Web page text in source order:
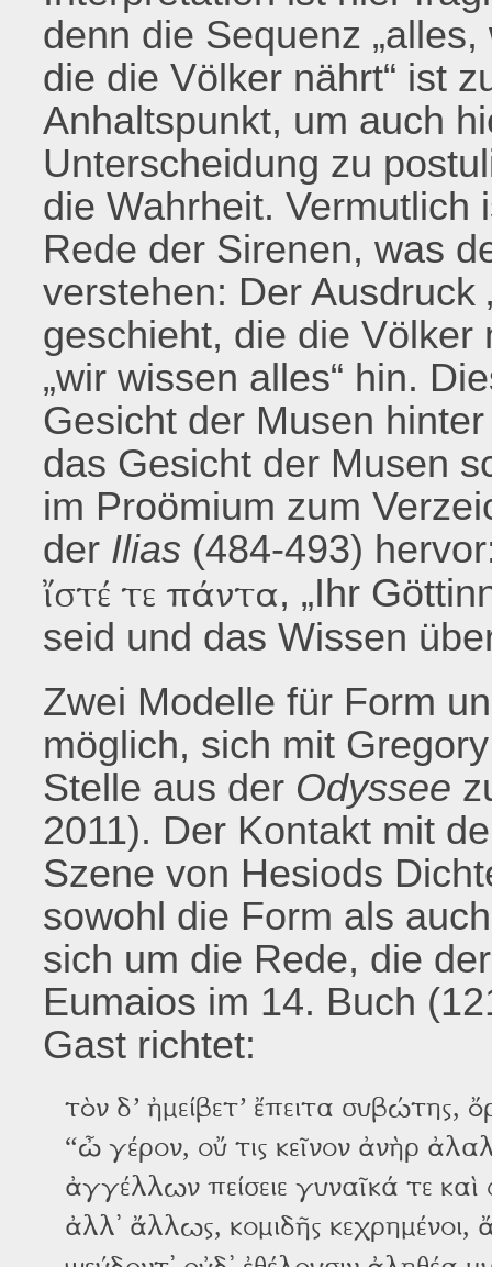
denn die Sequenz
die die Völker nährt“ ist
Anhaltspunkt, um auch
Unterscheidung zu
die Wahrheit. Vermutlich
Rede der Sirenen, was
verstehen: Der Ausdruck
geschieht, die die Völker
„wir wissen alles“ hin.
Gesicht der Musen
das Gesicht der Musen
im Proömium zum
der Ilias (484-493)
ἴστέ τε πάντα, „Ihr
seid und das Wissen
Zwei Modelle für Form
möglich, sich mit
Stelle aus der Odyssee
2011). Der Kontakt mit
Szene von Hesiods
sowohl die Form als
sich um die Rede, die
Eumaios im 14. Buch
Gast richtet:
τὸν δ’ ἠμείβετ’ ἔπειτα συβώτης,
“ὦ γέρον, οὔ τις κεῖνον ἀνὴρ
ἀγγέλλων πείσειε γυναῖκά τε καὶ
ἀλλ᾽ ἄλλως, κομιδῆς κεχρημένοι,